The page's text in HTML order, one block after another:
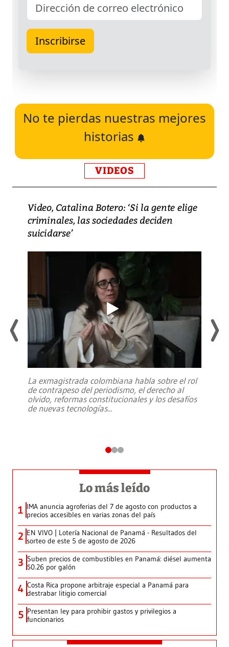
No te pierdas nuestras mejores
historias
VIDEOS
Video, Catalina Botero: ‘Si la gente elige
criminales, las sociedades deciden
suicidarse’
La exmagistrada colombiana habla sobre el rol
de contrapeso del periodismo, el derecho al
olvido, reformas constitucionales y los desafíos
de nuevas tecnologías...
Lo más leído
1 IMA anuncia agroferias del 7 de agosto con productos a
precios accesibles en varias zonas del país
2 EN VIVO | Lotería Nacional de Panamá - Resultados del
sorteo de este 5 de agosto de 2026
3 Suben precios de combustibles en Panamá: diésel aumenta
$0.26 por galón
4 Costa Rica propone arbitraje especial a Panamá para
destrabar litigio comercial
5 Presentan ley para prohibir gastos y privilegios a
funcionarios